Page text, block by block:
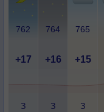
762 764 765
+17 +16 +15
З
З
З